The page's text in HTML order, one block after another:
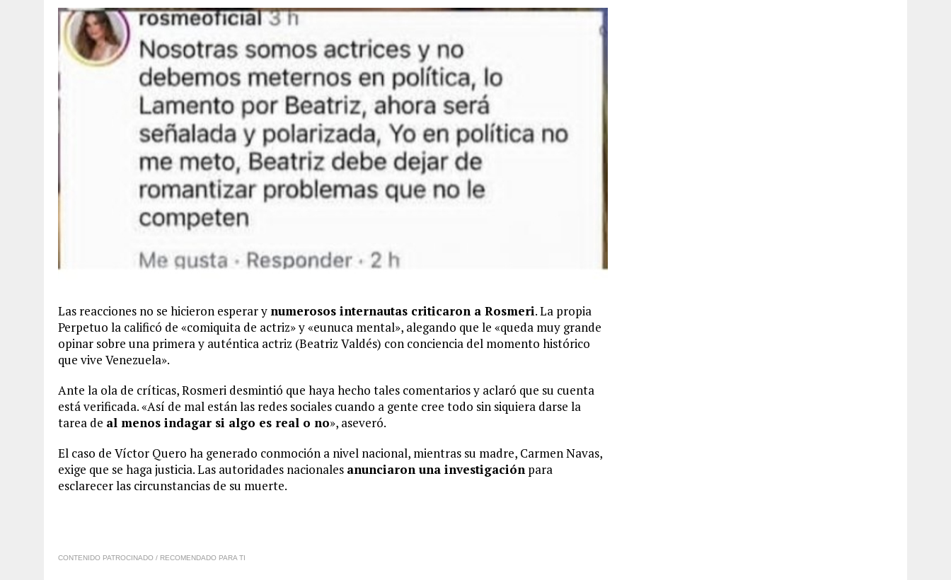
Las reacciones no se hicieron esperar y numerosos internautas criticaron a Rosmeri. La propia
Perpetuo la calificó de «comiquita de actriz» y «eunuca mental», alegando que le «queda muy grande
opinar sobre una primera y auténtica actriz (Beatriz Valdés) con conciencia del momento histórico
que vive Venezuela».
Ante la ola de críticas, Rosmeri desmintió que haya hecho tales comentarios y aclaró que su cuenta
está verificada. «Así de mal están las redes sociales cuando a gente cree todo sin siquiera darse la
tarea de al menos indagar si algo es real o no», aseveró.
El caso de Víctor Quero ha generado conmoción a nivel nacional, mientras su madre, Carmen Navas,
exige que se haga justicia. Las autoridades nacionales anunciaron una investigación para
esclarecer las circunstancias de su muerte.
CONTENIDO PATROCINADO / RECOMENDADO PARA TI